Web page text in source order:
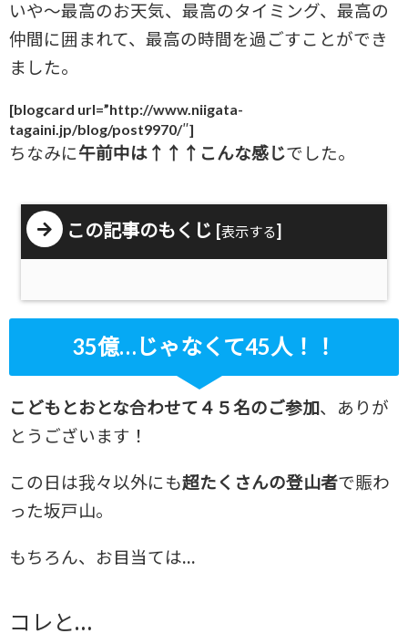
いや～最高のお天気、最高のタイミング、最高の
仲間に囲まれて、最高の時間を過ごすことができ
ました。
[blogcard url=”http://www.niigata-
tagaini.jp/blog/post9970/″]
ちなみに午前中は↑↑↑こんな感じでした。
この記事のもくじ [表示する]
35億…じゃなくて45人！！
こどもとおとな合わせて４５名のご参加、ありが
とうございます！
この日は我々以外にも超たくさんの登山者で賑わ
った坂戸山。
もちろん、お目当ては…
コレと…